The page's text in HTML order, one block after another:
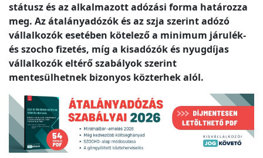
státusz és az alkalmazott adózási forma határozza
meg. Az átalányadózók és az szja szerint adózó
vállalkozók esetében kötelező a minimum járulék-
és szocho fizetés, míg a kisadózók és nyugdíjas
vállalkozók eltérő szabályok szerint
mentesülhetnek bizonyos közterhek alól.